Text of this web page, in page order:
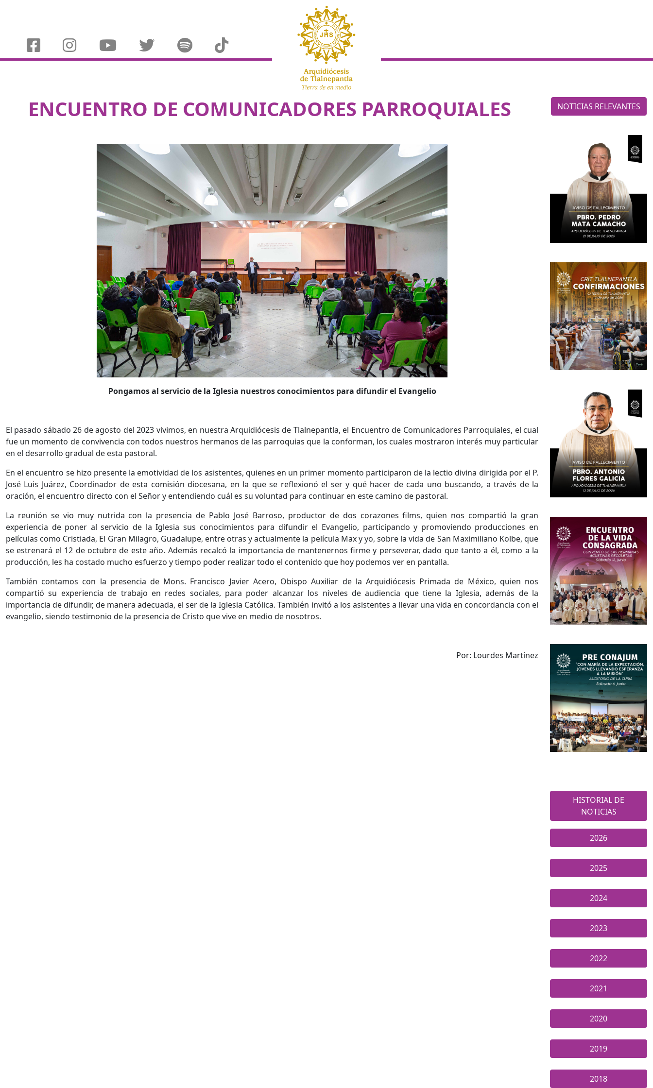
ENCUENTRO DE COMUNICADORES PARROQUIALES
Pongamos al servicio de la Iglesia nuestros conocimientos para difundir el Evangelio
El pasado sábado 26 de agosto del 2023 vivimos, en nuestra Arquidiócesis de Tlalnepantla, el Encuentro de Comunicadores Parroquiales, el cual
fue un momento de convivencia con todos nuestros hermanos de las parroquias que la conforman, los cuales mostraron interés muy particular
en el desarrollo gradual de esta pastoral.
En el encuentro se hizo presente la emotividad de los asistentes, quienes en un primer momento participaron de la lectio divina dirigida por el P.
José Luis Juárez, Coordinador de esta comisión diocesana, en la que se reflexionó el ser y qué hacer de cada uno buscando, a través de la
oración, el encuentro directo con el Señor y entendiendo cuál es su voluntad para continuar en este camino de pastoral.
La reunión se vio muy nutrida con la presencia de Pablo José Barroso, productor de dos corazones films, quien nos compartió la gran
experiencia de poner al servicio de la Iglesia sus conocimientos para difundir el Evangelio, participando y promoviendo producciones en
películas como Cristiada, El Gran Milagro, Guadalupe, entre otras y actualmente la película Max y yo, sobre la vida de San Maximiliano Kolbe, que
se estrenará el 12 de octubre de este año. Además recalcó la importancia de mantenernos firme y perseverar, dado que tanto a él, como a la
producción, les ha costado mucho esfuerzo y tiempo poder realizar todo el contenido que hoy podemos ver en pantalla.
También contamos con la presencia de Mons. Francisco Javier Acero, Obispo Auxiliar de la Arquidiócesis Primada de México, quien nos
compartió su experiencia de trabajo en redes sociales, para poder alcanzar los niveles de audiencia que tiene la Iglesia, además de la
importancia de difundir, de manera adecuada, el ser de la Iglesia Católica. También invitó a los asistentes a llevar una vida en concordancia con el
evangelio, siendo testimonio de la presencia de Cristo que vive en medio de nosotros.
Por: Lourdes Martínez
NOTICIAS RELEVANTES
HISTORIAL DE
NOTICIAS
2026
2025
2024
2023
2022
2021
2020
2019
2018